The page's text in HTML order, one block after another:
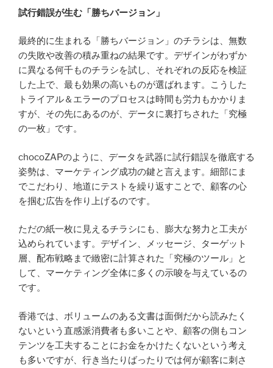
試行錯誤が生む「勝ちバージョン」
最終的に生まれる「勝ちバージョン」のチラシは、無数
の失敗や改善の積み重ねの結果です。デザインがわずか
に異なる何千ものチラシを試し、それぞれの反応を検証
した上で、最も効果の高いものが選ばれます。こうした
トライアル＆エラーのプロセスは時間も労力もかかりま
すが、その先にあるのが、データに裏打ちされた「究極
の一枚」です。
chocoZAPのように、データを武器に試行錯誤を徹底する
姿勢は、マーケティング成功の鍵と言えます。細部にま
でこだわり、地道にテストを繰り返すことで、顧客の心
を掴む広告を作り上げるのです。
ただの紙一枚に見えるチラシにも、膨大な努力と工夫が
込められています。デザイン、メッセージ、ターゲット
層、配布戦略まで緻密に計算された「究極のツール」と
して、マーケティング全体に多くの示唆を与えているの
です。
香港では、ボリュームのある文書は面倒だから読みたく
ないという直感派消費者も多いことや、顧客の側もコン
テンツを工夫することにお金をかけたくないという考え
も多いですが、行き当たりばったりでは何が顧客に刺さ